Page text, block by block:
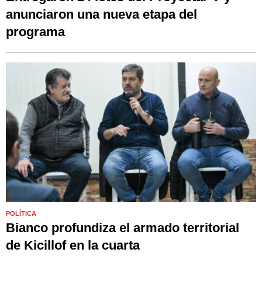
anunciaron una nueva etapa del
programa
POLÍTICA
Bianco profundiza el armado territorial
de Kicillof en la cuarta